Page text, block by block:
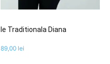
Ie Traditionala Diana
89,00 lei